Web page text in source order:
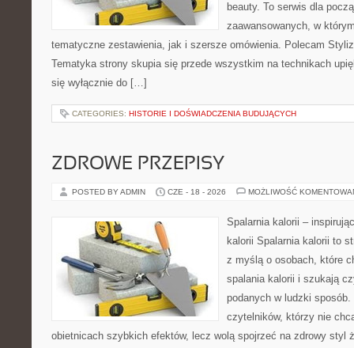
beauty. To serwis dla
zaawansowanych, w
tematyczne zestawienia, jak i szersze omówienia. Polecam
Tematyka strony skupia się przede wszystkim na technikach
się wyłącznie do […]
CATEGORIES: HISTORIE I DOŚWIADCZENIA BUDUJĄCYCH
ZDROWE PRZEPISY
POSTED BY ADMIN CZE - 18 - 2026 MOŻLIWOŚĆ
Spalarnia kalorii –
kalorii Spalarnia kalorii to
z myślą o osobach, które
spalania kalorii i szukają
podanych w ludzki sposób.
czytelników, którzy nie
obietnicach szybkich efektów, lecz wolą spojrzeć na zdrowy styl